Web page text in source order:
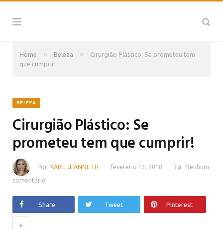
Home » Beleza »
Cirurgião Plástico: Se prometeu tem
que cumprir!
BELEZA
Cirurgião Plástico: Se
prometeu tem que cumprir!
Por KARL JEANNETH fevereiro 13, 2018 Nenhum
comentário
Share Tweet Pinterest
+